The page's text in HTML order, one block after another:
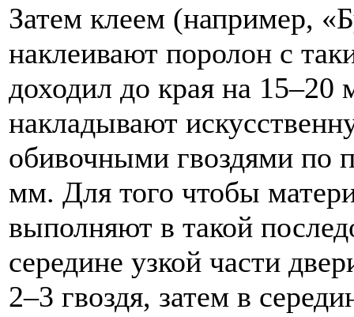
Затем клеем (например,
наклеивают поролон с
доходил до края на
накладывают
обивочными гвоздями по
мм. Для того чтобы
выполняют в такой
середине узкой части
2–3 гвоздя, затем в